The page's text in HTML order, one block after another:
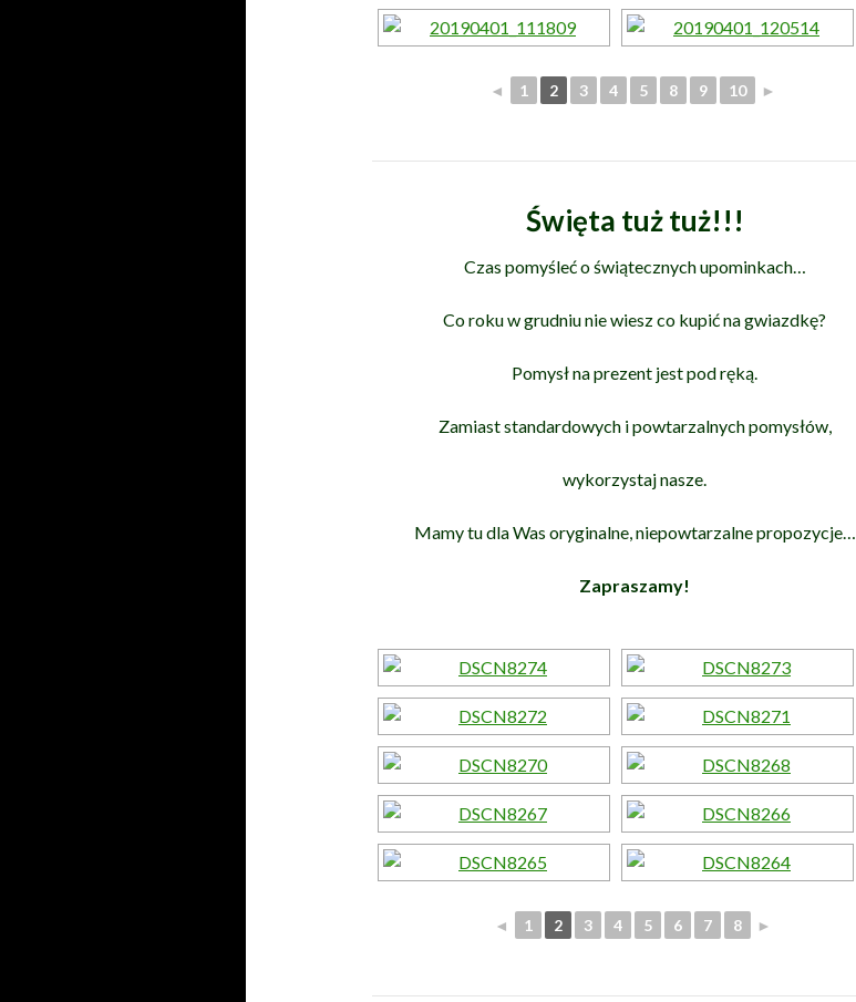
◄ 1 2 3 4 5 8 9 10 ►
Święta tuż tuż!!!
Czas pomyśleć o świątecznych upominkach…
Co roku w grudniu nie wiesz co kupić na gwiazdkę?
Pomysł na prezent jest pod ręką.
Zamiast standardowych i powtarzalnych pomysłów,
wykorzystaj nasze.
Mamy tu dla Was oryginalne, niepowtarzalne propozycje…
Zapraszamy!
◄ 1 2 3 4 5 6 7 8 ►